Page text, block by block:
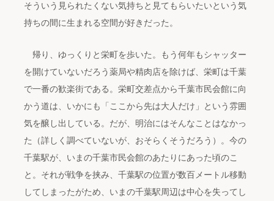
そういう見られたくない気持ちと見てもらいたいという気
持ちの間に生まれる空間が好きだった。
帰り、ゆっくりと栄町を歩いた。もう何年もシャッター
を開けていないだろう薬局や精肉店を除けば、栄町は千葉
で一番の歓楽街である。栄町交差点から千葉市民会館に向
かう道は、いかにも「ここから先は大人だけ」という雰囲
気を醸し出している。だが、明治にはそんなことはなかっ
た（詳しく調べていないが、おそらくそうだろう）。今の
千葉駅が、いまの千葉市民会館のあたりにあった頃のこ
と。それが戦争を挟み、千葉駅の位置が数百メートル移動
してしまったがため、いまの千葉駅周辺は中心を失ってし